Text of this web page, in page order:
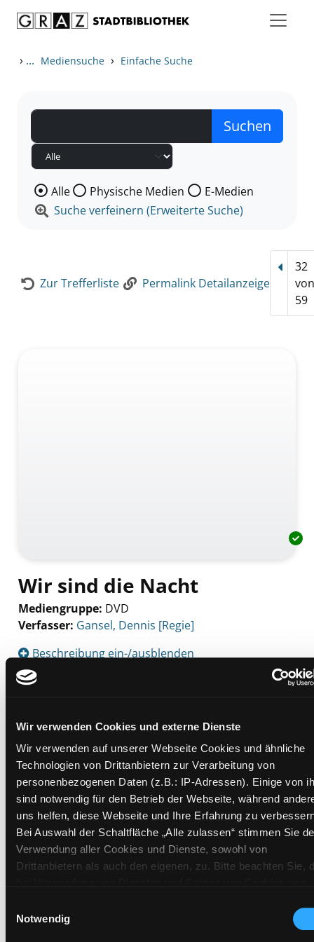
Wir verwenden Cookies und externe Dienste
Wir verwenden auf unserer Webseite Cookies und ähnliche
Technologien von Drittanbietern zur Verarbeitung von
personenbezogenen Daten (z.B.: IP-Adressen). Einige von
sind notwendig für den Betrieb der Webseite, während
uns helfen, diese Webseite und Ihre Erfahrung zu
Bei Auswahl der Schaltfläche „Alle zulassen“ stimmen Sie
Verwendung aller Cookies und Dienste, sowohl von
Drittanbietern als auch den eigenen, zu. Bitte beachten Sie,
(Länder außerhalb des EWR ohne adäquates
Datenschutzniveau) stattfinden kann. In diesem
Notwendig
› ... Mediensuche › Einfache Suche
Wählen Sie die Medienart nach der Sie suchen wollen.
Alle Physische Medien
E-Medien
Suche verfeinern (Erweiterte Suche)
Zur Trefferliste Permalink Detailanzeige
32
von
59
Wir sind die Nacht
Mediengruppe: DVD
Verfasser: Suche nach diesem Verfasser
Gansel, Dennis [Regie]
Beschreibung ein-/ausblenden
Mehr Informationen ein-/ausblenden
Exemplare
Zweigstelle:Mediathek
Signatur:TV.DU WIR
Standort 2: Ausleihe
Status:
Verfügbar
Vorbestellungen: 0
Barcode: